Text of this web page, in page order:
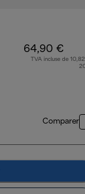
64,90 €
TVA incluse de
Comparer